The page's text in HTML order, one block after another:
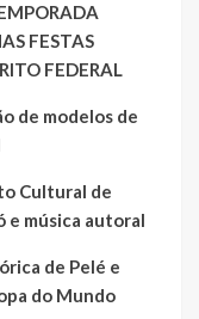
FESTAS
FEDERAL
de modelos de
Cultural de
e música autoral
de Pelé e
do Mundo